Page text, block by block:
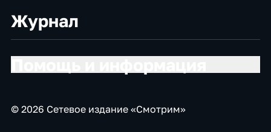
Журнал
© 2026 Сетевое издание «Смотрим»